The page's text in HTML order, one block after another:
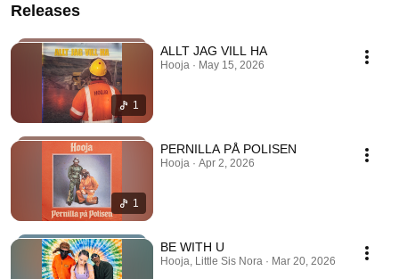
Releases
1
ALLT JAG VILL HA
Hooja · May 15, 2026
1
PERNILLA PÅ POLISEN
Hooja · Apr 2, 2026
BE WITH U
Hooja, Little Sis Nora · Mar 20, 2026